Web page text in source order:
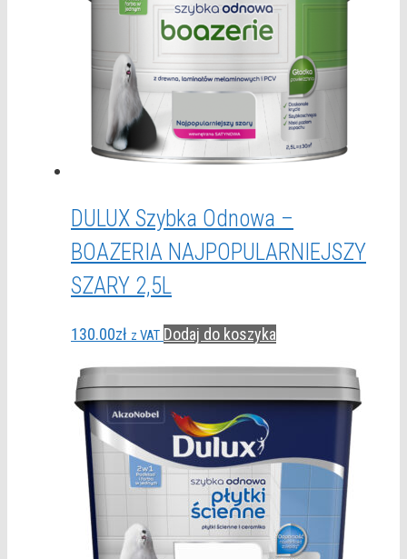
DULUX Szybka Odnowa –
BOAZERIA NAJPOPULARNIEJSZY
SZARY 2,5L
130.00zł z VAT Dodaj do koszyka